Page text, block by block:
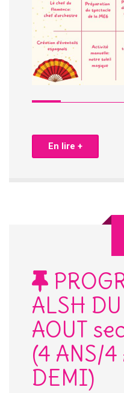
En lire +
ALSH
AOUT
(4 ANS/4
DEMI)